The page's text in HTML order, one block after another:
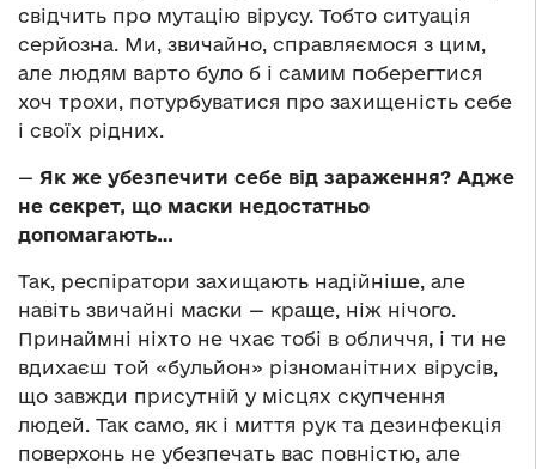
свідчить про мутацію вірусу. Тобто ситуація
серйозна. Ми, звичайно, справляємося з цим,
але людям варто було б і самим поберегтися
хоч трохи, потурбуватися про захищеність себе
і своїх рідних.
— Як же убезпечити себе від зараження? Адже
не секрет, що маски недостатньо
допомагають…
Так, респіратори захищають надійніше, але
навіть звичайні маски — краще, ніж нічого.
Принаймні ніхто не чхає тобі в обличчя, і ти не
вдихаєш той «бульйон» різноманітних вірусів,
що завжди присутній у місцях скупчення
людей. Так само, як і миття рук та дезинфекція
поверхонь не убезпечать вас повністю, але